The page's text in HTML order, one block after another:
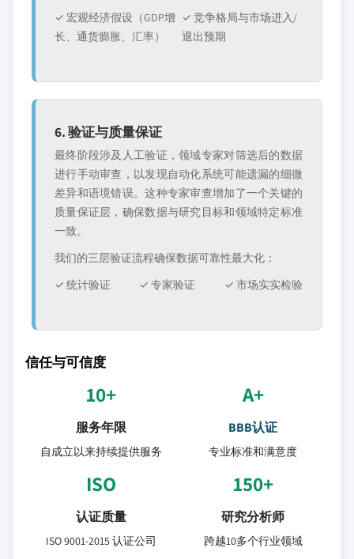
✓ 宏观经济假设（GDP增
长、通货膨胀、汇率）
✓ 竞争格局与市场进入/
退出预期
6. 验证与质量保证
最终阶段涉及人工验证，领域专家对筛选后的数据
进行手动审查，以发现自动化系统可能遗漏的细微
差异和语境错误。这种专家审查增加了一个关键的
质量保证层，确保数据与研究目标和领域特定标准
一致。
我们的三层验证流程确保数据可靠性最大化：
✓ 统计验证
✓ 专家验证 ✓ 市场实实检验
信任与可信度
10+
服务年限
自成立以来持续提供服务
A+
BBB认证
专业标准和满意度
ISO
认证质量
ISO 9001-2015 认证公司
150+
研究分析师
跨越10多个行业领域